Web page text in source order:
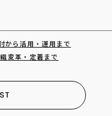
ら活用・運用まで
変革・定着まで